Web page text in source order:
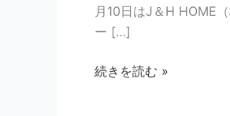
月10日はJ＆H HOME
ー […]
続きを読む »